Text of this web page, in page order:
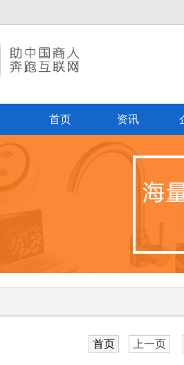
首页 资讯
首页 上一页